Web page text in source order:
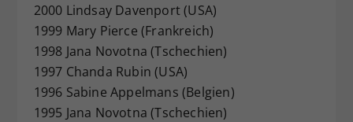
2000 Lindsay Davenport (USA)
1999 Mary Pierce (Frankreich)
1998 Jana Novotna (Tschechien)
1997 Chanda Rubin (USA)
1996 Sabine Appelmans (Belgien)
1995 Jana Novotna (Tschechien)